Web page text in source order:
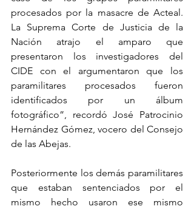
procesados por la masacre de Acteal.
La Suprema Corte de Justicia de la
Nación atrajo el amparo que
presentaron los investigadores del
CIDE con el argumentaron que los
paramilitares procesados fueron
identificados por un álbum
fotográfico”, recordó José Patrocinio
Hernández Gómez, vocero del Consejo
de las Abejas.
Posteriormente los demás paramilitares
que estaban sentenciados por el
mismo hecho usaron ese mismo